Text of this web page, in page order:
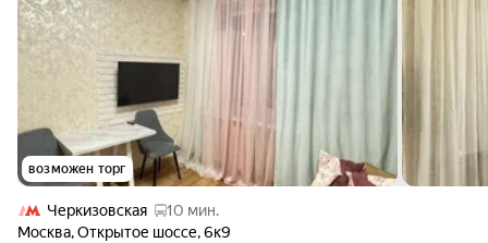
возможен торг
Черкизовская
10 мин.
Москва,Открытое шоссе,6к9